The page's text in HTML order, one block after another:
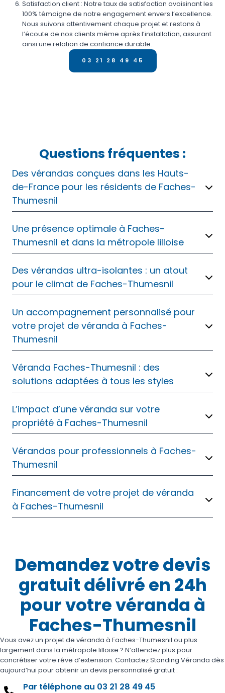
Satisfaction client : Notre taux de satisfaction avoisinant les
100% témoigne de notre engagement envers l’excellence.
Nous suivons attentivement chaque projet et restons à
l’écoute de nos clients même après l’installation, assurant
ainsi une relation de confiance durable.
03 21 28 49 45
Questions fréquentes :
Des vérandas conçues dans les Hauts-
de-France pour les résidents de Faches-
Thumesnil
Une présence optimale à Faches-
Thumesnil et dans la métropole lilloise
Des vérandas ultra-isolantes : un atout
pour le climat de Faches-Thumesnil
Un accompagnement personnalisé pour
votre projet de véranda à Faches-
Thumesnil
Véranda Faches-Thumesnil : des
solutions adaptées à tous les styles
L’impact d’une véranda sur votre
propriété à Faches-Thumesnil
Vérandas pour professionnels à Faches-
Thumesnil
Financement de votre projet de véranda
à Faches-Thumesnil
Demandez votre devis
gratuit délivré en 24h
pour votre véranda à
Faches-Thumesnil
Vous avez un projet de véranda à Faches-Thumesnil ou plus
largement dans la métropole lilloise ? N’attendez plus pour
concrétiser votre rêve d’extension. Contactez Standing Véranda dès
aujourd’hui pour obtenir un devis personnalisé gratuit :
Par téléphone au 03 21 28 49 45